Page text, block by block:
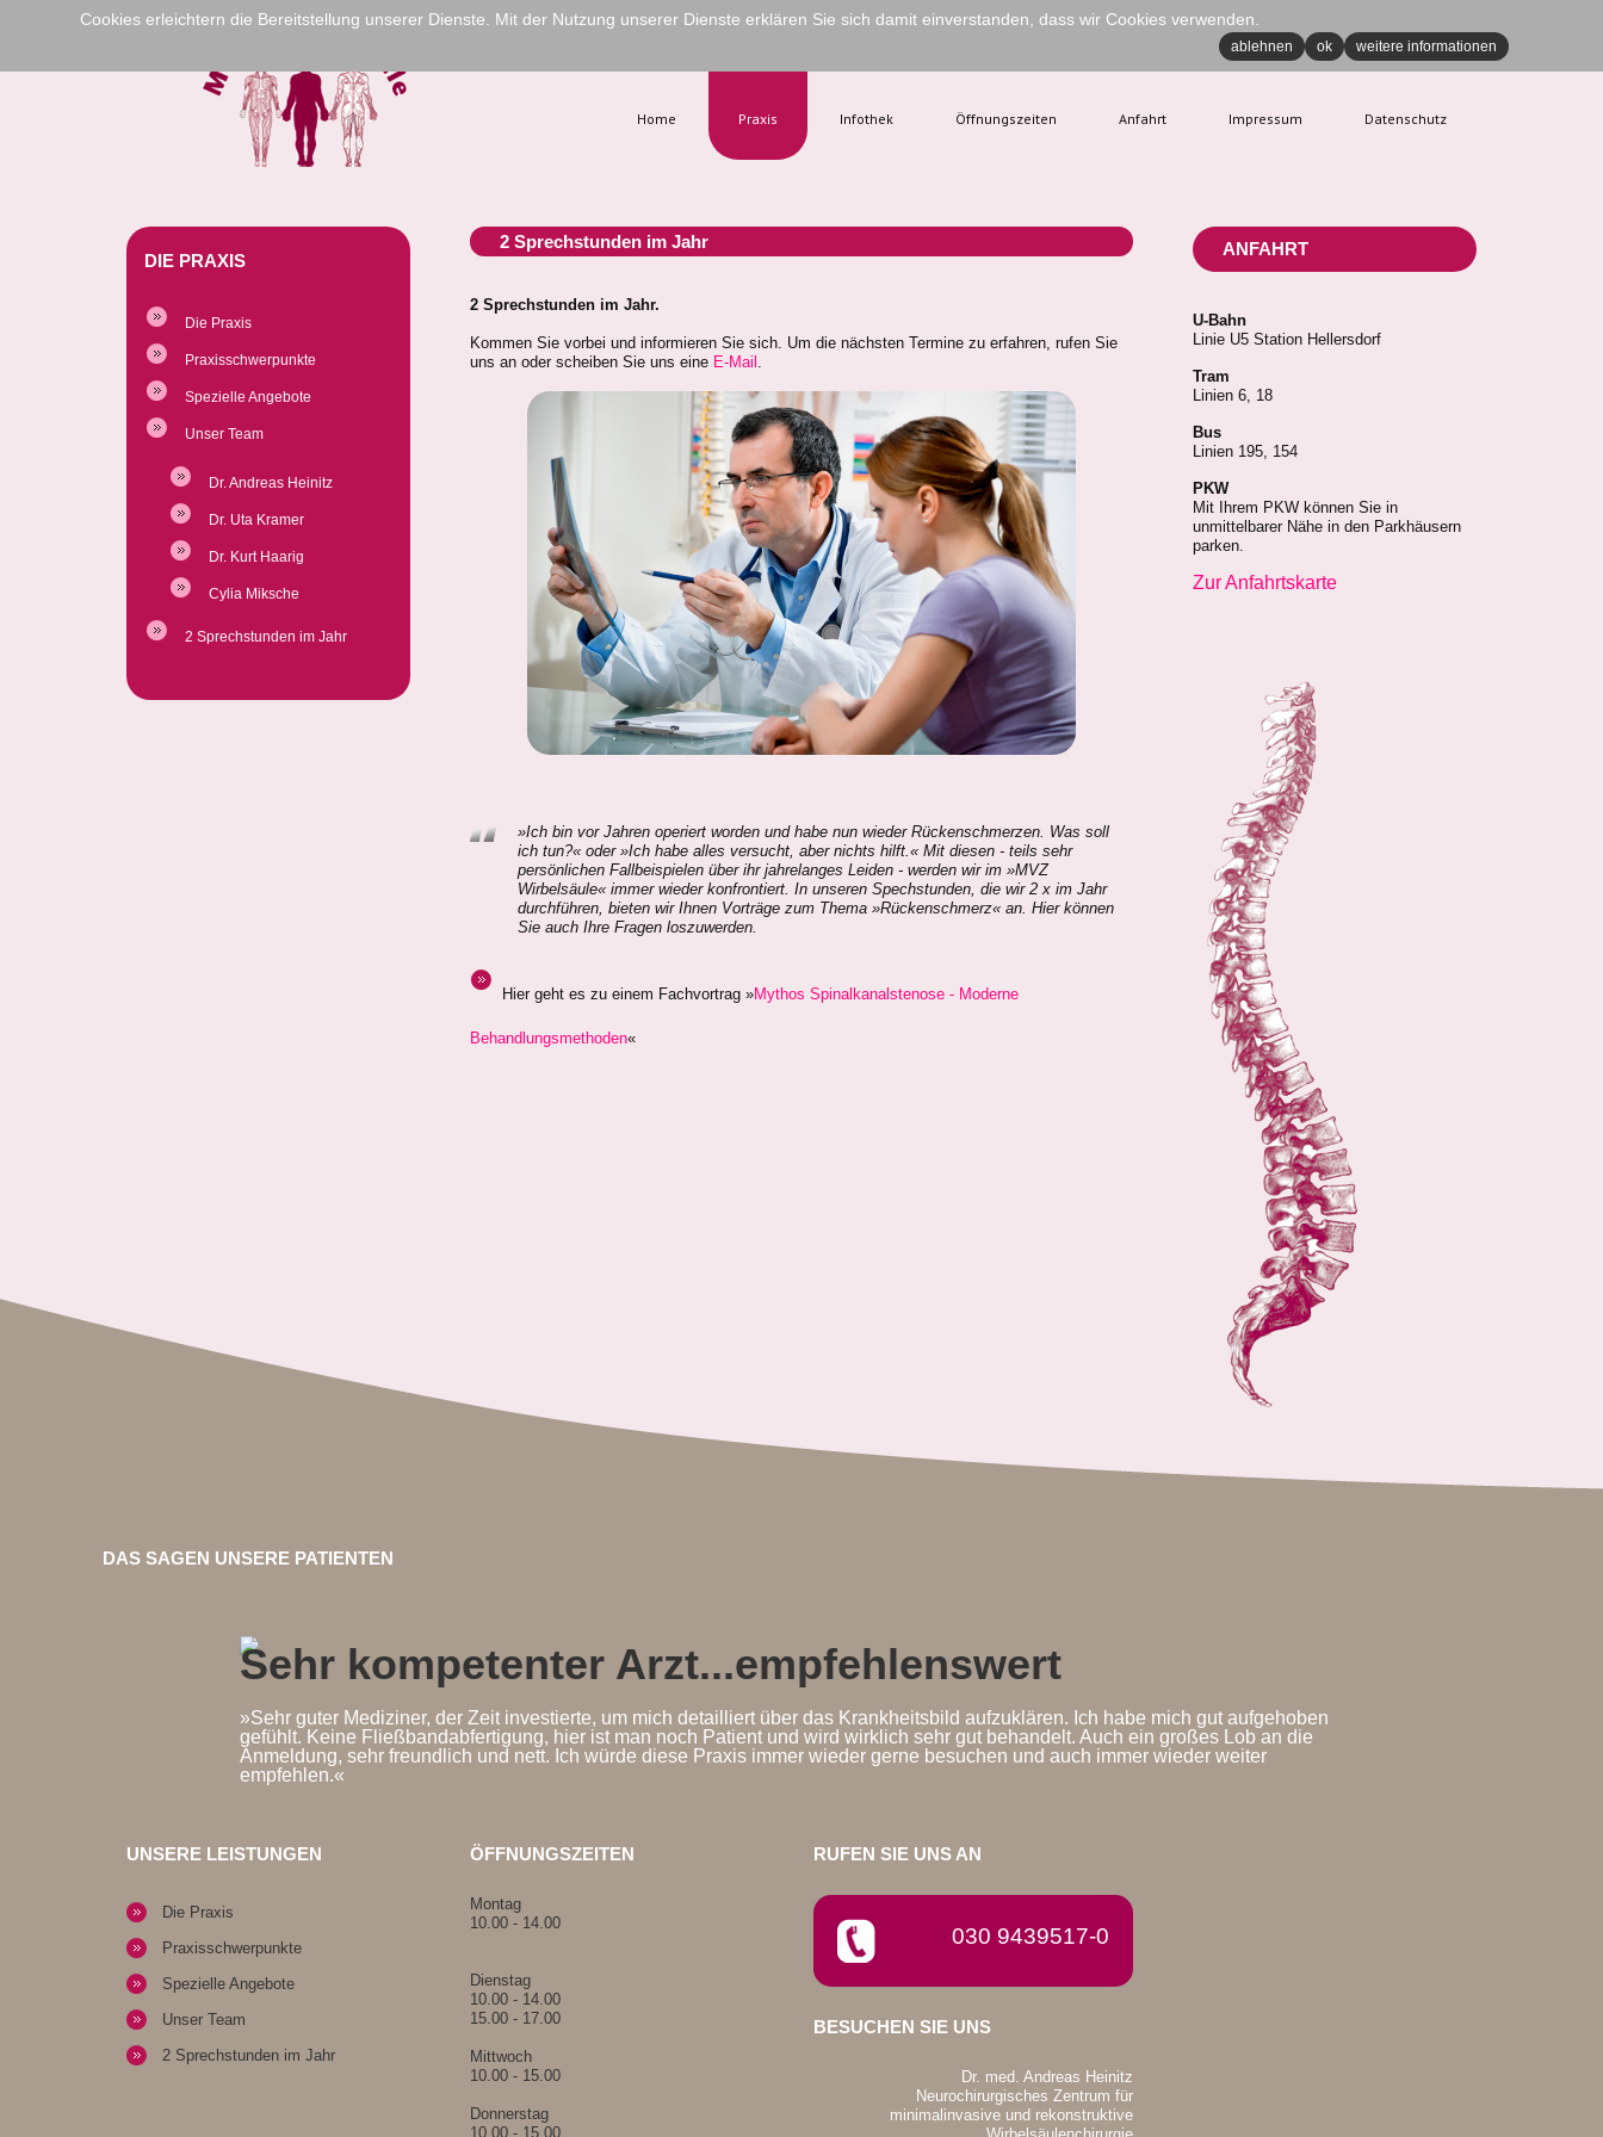
Home Praxis Infothek Öffnungszeiten Anfahrt Impressum Datenschutz
DIE PRAXIS
Die Praxis
Praxisschwerpunkte
Spezielle Angebote
Unser Team
Dr. Andreas Heinitz
Dr. Uta Kramer
Dr. Kurt Haarig
Cylia Miksche
2 Sprechstunden im Jahr
2 Sprechstunden im Jahr
2 Sprechstunden im Jahr.
Kommen Sie vorbei und informieren Sie sich. Um die nächsten Termine zu erfahren, rufen Sie
uns an oder scheiben Sie uns eine E-Mail .
»Ich bin vor Jahren operiert worden und habe nun wieder Rückenschmerzen. Was soll
ich tun?« oder »Ich habe alles versucht, aber nichts hilft.« Mit diesen - teils sehr
persönlichen Fallbeispielen über ihr jahrelanges Leiden - werden wir im »MVZ
Wirbelsäule« immer wieder konfrontiert. In unseren Spechstunden, die wir 2 x im Jahr
durchführen, bieten wir Ihnen Vorträge zum Thema »Rückenschmerz« an. Hier können
Sie auch Ihre Fragen loszuwerden.
Hier geht es zu einem Fachvortrag »Mythos Spinalkanalstenose - Moderne
Behandlungsmethoden«
ANFAHRT
U-Bahn
Linie U5 Station Hellersdorf
Tram
Linien 6, 18
Bus
Linien 195, 154
PKW
Mit Ihrem PKW können Sie in
unmittelbarer Nähe in den Parkhäusern
parken.
Zur Anfahrtskarte
DAS SAGEN UNSERE PATIENTEN
Sehr kompetenter Arzt...empfehlenswert
»Sehr guter Mediziner, der Zeit investierte, um mich detailliert über das Krankheitsbild aufzuklären. Ich habe mich gut aufgehoben
gefühlt. Keine Fließbandabfertigung, hier ist man noch Patient und wird wirklich sehr gut behandelt. Auch ein großes Lob an die
Anmeldung, sehr freundlich und nett. Ich würde diese Praxis immer wieder gerne besuchen und auch immer wieder weiter
empfehlen.«
UNSERE LEISTUNGEN
Die Praxis
Praxisschwerpunkte
Spezielle Angebote
Unser Team
2 Sprechstunden im Jahr
ÖFFNUNGSZEITEN
Montag
10.00 - 14.00
Dienstag
10.00 - 14.00
15.00 - 17.00
Mittwoch
10.00 - 15.00
Donnerstag
10.00 - 15.00
RUFEN SIE UNS AN
030 9439517-0
BESUCHEN SIE UNS
Dr. med. Andreas Heinitz
Neurochirurgisches Zentrum für
minimalinvasive und rekonstruktive
Cookies erleichtern die Bereitstellung unserer Dienste. Mit der Nutzung unserer Dienste erklären Sie sich damit einverstanden, dass wir Cookies verwenden.
weitere informationen
ok
ablehnen